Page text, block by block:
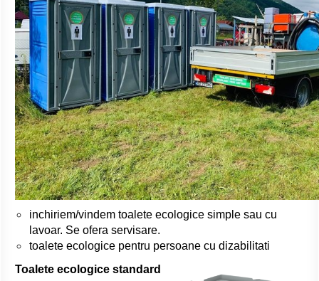
inchiriem/vindem toalete ecologice simple sau cu
lavoar. Se ofera servisare.
toalete ecologice pentru persoane cu dizabilitati
Toalete ecologice standard